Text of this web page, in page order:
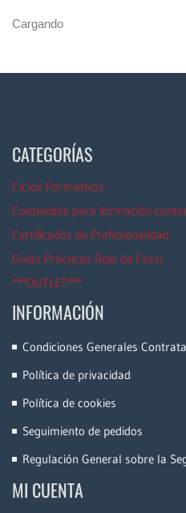
Cargando
CATEGORÍAS
Ciclos Formativos
Contenidos para formación
Certificados de Profesionalidad
Guías Prácticas Rojo de Fassi
***OUTLET***
INFORMACIÓN
Condiciones Generales
Política de privacidad
Política de cookies
Seguimiento de pedidos
Regulación General sobre la
MI CUENTA